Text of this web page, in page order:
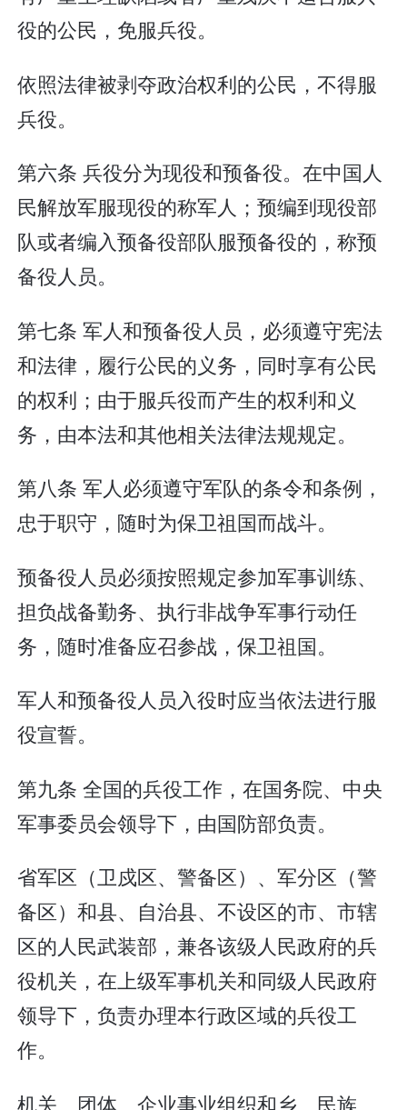
役的公民，免服兵役。
依照法律被剥夺政治权利的公民，不得服
兵役。
第六条 兵役分为现役和预备役。在中国人
民解放军服现役的称军人；预编到现役部
队或者编入预备役部队服预备役的，称预
备役人员。
第七条 军人和预备役人员，必须遵守宪法
和法律，履行公民的义务，同时享有公民
的权利；由于服兵役而产生的权利和义
务，由本法和其他相关法律法规规定。
第八条 军人必须遵守军队的条令和条例，
忠于职守，随时为保卫祖国而战斗。
预备役人员必须按照规定参加军事训练、
担负战备勤务、执行非战争军事行动任
务，随时准备应召参战，保卫祖国。
军人和预备役人员入役时应当依法进行服
役宣誓。
第九条 全国的兵役工作，在国务院、中央
军事委员会领导下，由国防部负责。
省军区（卫戍区、警备区）、军分区（警
备区）和县、自治县、不设区的市、市辖
区的人民武装部，兼各该级人民政府的兵
役机关，在上级军事机关和同级人民政府
领导下，负责办理本行政区域的兵役工
作。
机关、团体、企业事业组织和乡、民族